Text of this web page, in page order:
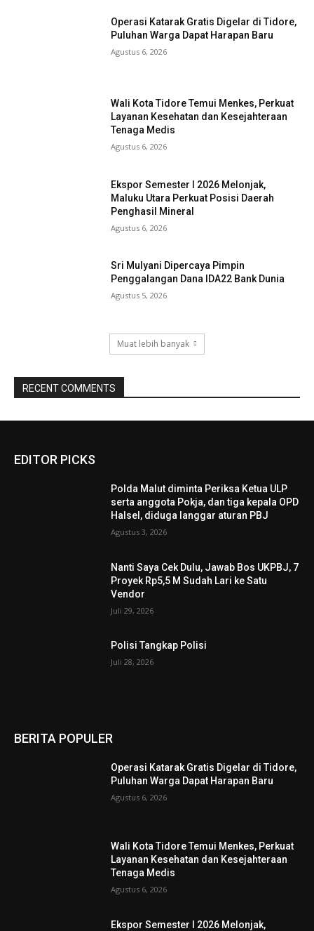
Operasi Katarak Gratis Digelar di Tidore,
Puluhan Warga Dapat Harapan Baru
Agustus 6, 2026
Wali Kota Tidore Temui Menkes, Perkuat
Layanan Kesehatan dan Kesejahteraan
Tenaga Medis
Agustus 6, 2026
Ekspor Semester I 2026 Melonjak,
Maluku Utara Perkuat Posisi Daerah
Penghasil Mineral
Agustus 6, 2026
Sri Mulyani Dipercaya Pimpin
Penggalangan Dana IDA22 Bank Dunia
Agustus 5, 2026
Muat lebih banyak
RECENT COMMENTS
EDITOR PICKS
Polda Malut diminta Periksa Ketua ULP
serta anggota Pokja, dan tiga kepala OPD
Halsel, diduga langgar aturan PBJ
Agustus 3, 2026
Nanti Saya Cek Dulu, Jawab Bos UKPBJ, 7
Proyek Rp5,5 M Sudah Lari ke Satu
Vendor
Juli 29, 2026
Polisi Tangkap Polisi
Juli 28, 2026
BERITA POPULER
Operasi Katarak Gratis Digelar di Tidore,
Puluhan Warga Dapat Harapan Baru
Agustus 6, 2026
Wali Kota Tidore Temui Menkes, Perkuat
Layanan Kesehatan dan Kesejahteraan
Tenaga Medis
Agustus 6, 2026
Ekspor Semester I 2026 Melonjak,